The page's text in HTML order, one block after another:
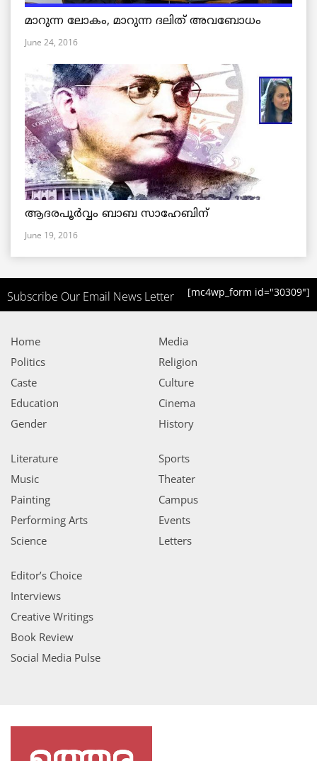
മാറുന്ന ലോകം, മാറുന്ന ദലിത് അവബോധം
June 24, 2016
ആദരപൂര്‍വ്വം ബാബ സാഹേബിന്
June 19, 2016
Subscribe Our Email News Letter [mc4wp_form id="30309"]
Home
Politics
Caste
Education
Gender
Media
Religion
Culture
Cinema
History
Literature
Music
Painting
Performing Arts
Science
Sports
Theater
Campus
Events
Letters
Editor’s Choice
Interviews
Creative Writings
Book Review
Social Media Pulse